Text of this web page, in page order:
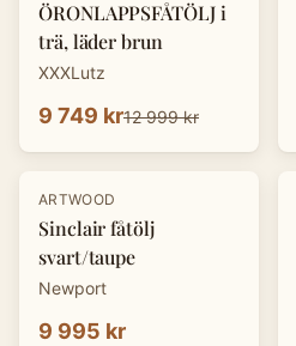
ÖRONLAPPSFÅTÖLJ i
trä, läder brun
XXXLutz
9 749 kr12 999 kr
ARTWOOD
Sinclair fåtölj
svart/taupe
Newport
9 995 kr